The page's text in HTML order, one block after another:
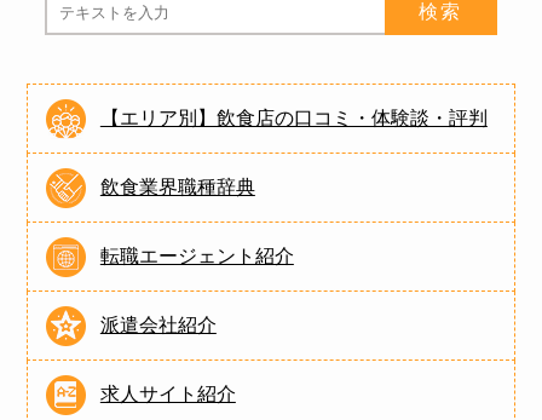
【エリア別】飲食店の口コミ・体験談・評判
飲食業界職種辞典
転職エージェント紹介
派遣会社紹介
求人サイト紹介